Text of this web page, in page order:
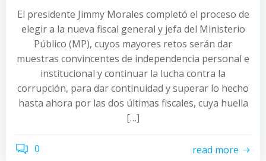
El presidente Jimmy Morales completó el proceso de
elegir a la nueva fiscal general y jefa del Ministerio
Público (MP), cuyos mayores retos serán dar
muestras convincentes de independencia personal e
institucional y continuar la lucha contra la
corrupción, para dar continuidad y superar lo hecho
hasta ahora por las dos últimas fiscales, cuya huella
[…]
0 read more